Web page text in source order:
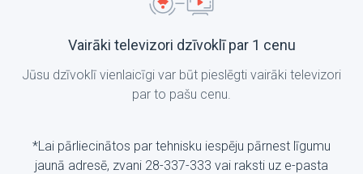
Vairāki televizori dzīvoklī par 1 cenu
Jūsu dzīvoklī vienlaicīgi var būt pieslēgti vairāki televizori
par to pašu cenu.
*Lai pārliecinātos par tehnisku iespēju pārnest līgumu
jaunā adresē, zvani 28-337-333 vai raksti uz е-pasta